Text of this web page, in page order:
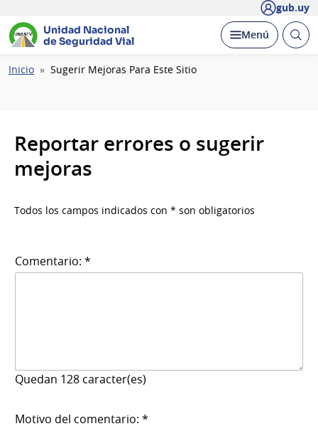
gub.uy
Unidad Nacional
de Seguridad Vial
Desplegar
Menú Abrir
Ruta
Inicio Sugerir Mejoras Para Este Sitio
Reportar errores o sugerir
mejoras
Todos los campos indicados con * son obligatorios
Comentario: *
Quedan 128 caracter(es)
Motivo del comentario: *